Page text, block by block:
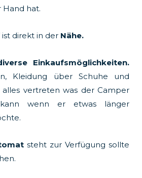
Hand hat.
ist direkt in der Nähe.
Einkaufsmöglichkeiten.
Kleidung über Schuhe und
alles vertreten was der Camper
wenn er etwas länger
steht zur Verfügung sollte